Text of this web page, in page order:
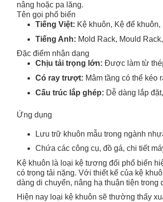
nâng hoặc pa lăng.
Tên gọi phổ biến
Tiếng Việt: Kệ khuôn, Kệ để
Tiếng Anh: Mold Rack, Mould
Đặc điểm nhận dạng
Chịu tải trọng lớn: Được làm từ
Có ray trượt: Mâm tầng có thể kéo
Cấu trúc lắp ghép: Dễ dàng lắp
Ứng dụng
Lưu trữ khuôn mẫu trong ngành
Chứa các công cụ, đồ gá, chi tiết
Kệ khuôn là loại kệ tương đối phổ biến
có trọng tải nặng. Với thiết kế của kệ
dàng di chuyển, nâng hạ thuận tiện
Hiện nay loại kệ khuôn sẽ thường thấy